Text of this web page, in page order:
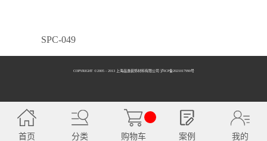
SPC-049
SPC-050
COPYRIGHT ©2005 - 2013 上海品逸装饰材料有限公司 泸ICP备2021017990号
首页 分类 购物车 案例 我的